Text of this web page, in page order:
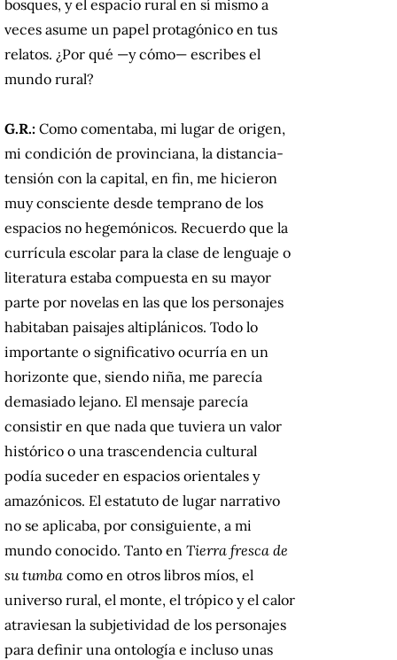
bosques, y el espacio rural en sí mismo a
veces asume un papel protagónico en tus
relatos. ¿Por qué —y cómo— escribes el
mundo rural?
G.R.: Como comentaba, mi lugar de origen,
mi condición de provinciana, la distancia-
tensión con la capital, en fin, me hicieron
muy consciente desde temprano de los
espacios no hegemónicos. Recuerdo que la
currícula escolar para la clase de lenguaje o
literatura estaba compuesta en su mayor
parte por novelas en las que los personajes
habitaban paisajes altiplánicos. Todo lo
importante o significativo ocurría en un
horizonte que, siendo niña, me parecía
demasiado lejano. El mensaje parecía
consistir en que nada que tuviera un valor
histórico o una trascendencia cultural
podía suceder en espacios orientales y
amazónicos. El estatuto de lugar narrativo
no se aplicaba, por consiguiente, a mi
mundo conocido. Tanto en Tierra fresca de
su tumba como en otros libros míos, el
universo rural, el monte, el trópico y el calor
atraviesan la subjetividad de los personajes
para definir una ontología e incluso unas